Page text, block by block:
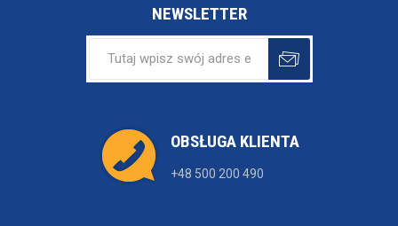
NEWSLETTER
OBSŁUGA KLIENTA
+48 500 200 490